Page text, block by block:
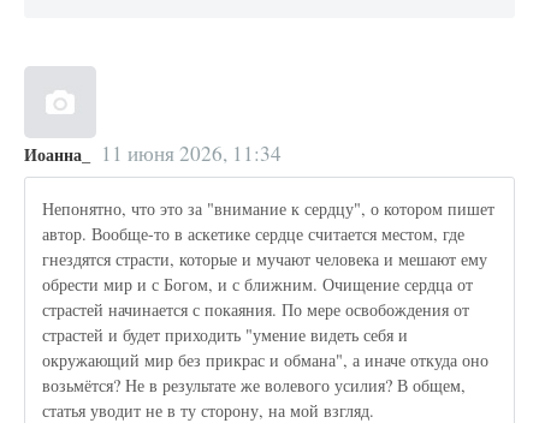
Иоанна_ 11 июня 2026, 11:34
Непонятно, что это за "внимание к сердцу", о котором пишет
автор. Вообще-то в аскетике сердце считается местом, где
гнездятся страсти, которые и мучают человека и мешают ему
обрести мир и с Богом, и с ближним. Очищение сердца от
страстей начинается с покаяния. По мере освобождения от
страстей и будет приходить "умение видеть себя и
окружающий мир без прикрас и обмана", а иначе откуда оно
возьмётся? Не в результате же волевого усилия? В общем,
статья уводит не в ту сторону, на мой взгляд.